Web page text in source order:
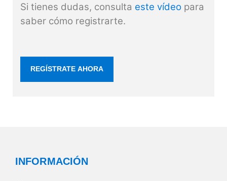
Si tienes dudas, consulta este vídeo para
saber cómo registrarte.
REGÍSTRATE AHORA
INFORMACIÓN